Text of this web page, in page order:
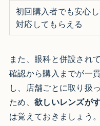
初回購入者でも安心
対応してもらえる
また、眼科と併設され
確認から購入までが一
し、店舗ごとに取り扱
ため、 欲しいレンズが
は覚えておきましょう。